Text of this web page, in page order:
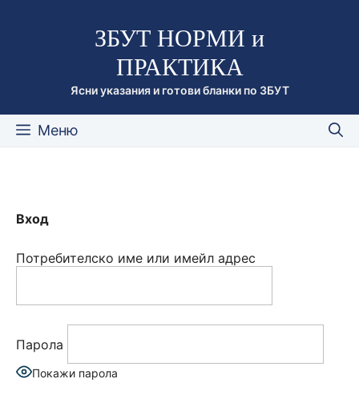
съдържаниетоЗБУТ НОРМИ и
ПРАКТИКА
Ясни указания и готови бланки по ЗБУТ
Меню
Вход
Потребителско име или имейл адрес
Парола
Покажи парола